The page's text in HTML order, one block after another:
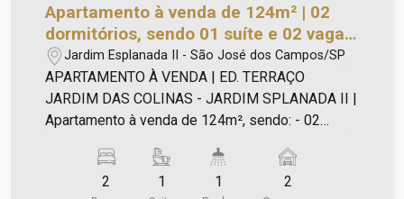
Apartamento à venda de 124m² | 02
dormitórios, sendo 01 suíte e 02 vagas
de garagem | Edifício Terraços Jardim
das Colinas - Jardim Esplanada II | São
José dos Campos |
Jardim Esplanada II - São José dos Campos/SP
APARTAMENTO À VENDA | ED. TERRAÇO
JARDIM DAS COLINAS - JARDIM SPLANADA II |
Apartamento à venda de 124m², sendo: - 02
Varanda gourmet; - Fechamento em vidro; -
Cozinha planejada; - Área de serviço; - 02 vagas
2 1 1 2